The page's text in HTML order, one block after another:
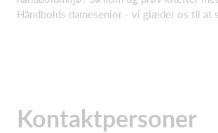
Håndbolds damesenior - vi glæder os til at
Kontaktpersoner